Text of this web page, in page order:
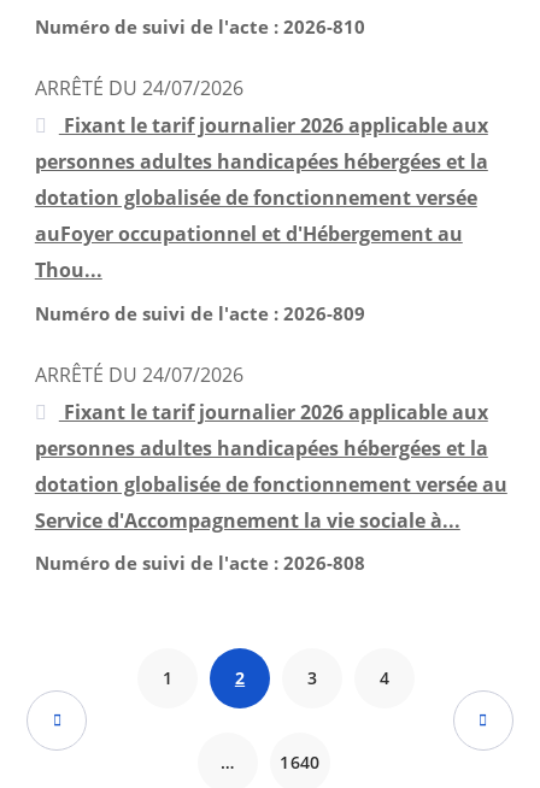
septembre 2021
mai 2021
avril 2021
mars 2021
février 2021
janvier 2021
novembre 2020
Numéro de suivi de l'acte : 2026-810
ARRÊTÉ DU 24/07/2026
Fixant le tarif journalier 2026 applicable aux
personnes adultes handicapées hébergées et la
dotation globalisée de fonctionnement versée
auFoyer occupationnel et d'Hébergement au
Thou...
Numéro de suivi de l'acte : 2026-809
ARRÊTÉ DU 24/07/2026
Fixant le tarif journalier 2026 applicable aux
personnes adultes handicapées hébergées et la
dotation globalisée de fonctionnement versée au
Service d'Accompagnement la vie sociale à...
Numéro de suivi de l'acte : 2026-808
‹‹
››
1
Vous êtes sur la page
2
Aller à la page
3
Aller à la page
4
Indications pages suivantes
…
Last »
1640
››